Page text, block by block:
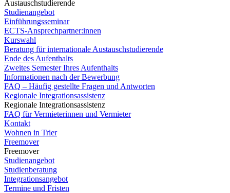
Austauschstudierende
Studienangebot
Einführungsseminar
ECTS-Ansprechpartner:innen
Kurswahl
Beratung für internationale Austauschstudierende
Ende des Aufenthalts
Zweites Semester Ihres Aufenthalts
Informationen nach der Bewerbung
FAQ – Häufig gestellte Fragen und Antworten
Regionale Integrationsassistenz
Regionale Integrationsassistenz
FAQ für Vermieterinnen und Vermieter
Kontakt
Wohnen in Trier
Freemover
Freemover
Studienangebot
Studienberatung
Integrationsangebot
Termine und Fristen